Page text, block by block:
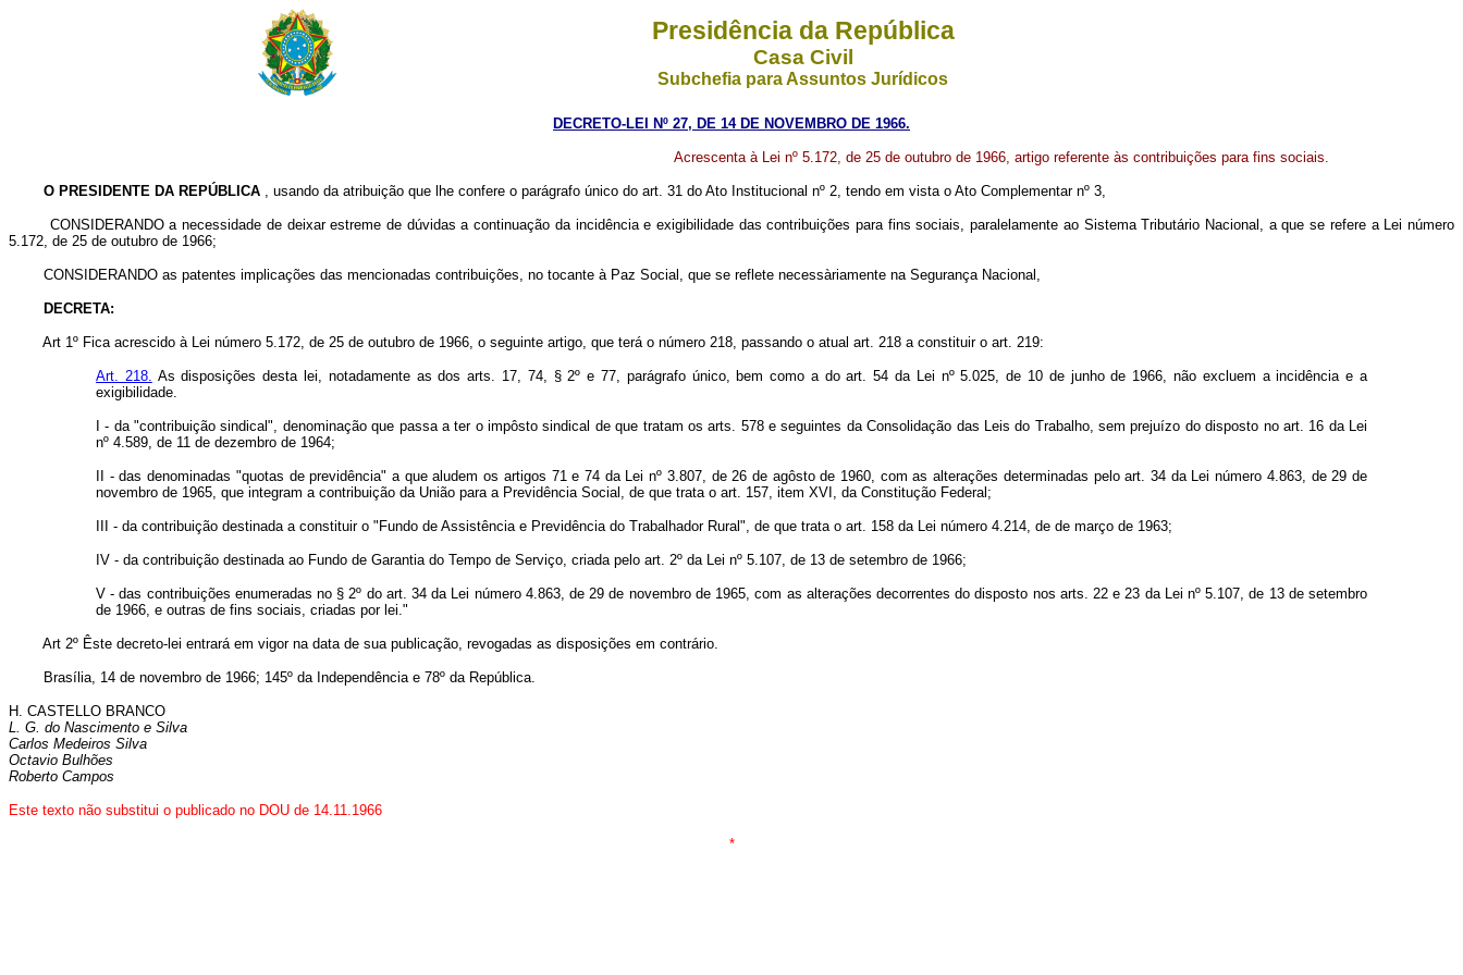
Presidência da República
Casa Civil
Subchefia para Assuntos Jurídicos
DECRETO-LEI Nº 27, DE 14 DE NOVEMBRO DE 1966.
Acrescenta à Lei nº 5.172, de 25 de outubro de 1966, artigo referente às contribuições para fins sociais.
O PRESIDENTE DA REPÚBLICA , usando da atribuição que lhe confere o parágrafo único do art. 31 do Ato Institucional nº 2, tendo em vista o Ato Complementar nº 3,
CONSIDERANDO a necessidade de deixar estreme de dúvidas a continuação da incidência e exigibilidade das contribuições para fins sociais, paralelamente ao Sistema Tributário Nacional, a que se refere a Lei número
5.172, de 25 de outubro de 1966;
CONSIDERANDO as patentes implicações das mencionadas contribuições, no tocante à Paz Social, que se reflete necessàriamente na Segurança Nacional,
DECRETA:
Art 1º Fica acrescido à Lei número 5.172, de 25 de outubro de 1966, o seguinte artigo, que terá o número 218, passando o atual art. 218 a constituir o art. 219:
Art. 218. As disposições desta lei, notadamente as dos arts. 17, 74, § 2º e 77, parágrafo único, bem como a do art. 54 da Lei nº 5.025, de 10 de junho de 1966, não excluem a incidência e a
exigibilidade.
I - da "contribuição sindical", denominação que passa a ter o impôsto sindical de que tratam os arts. 578 e seguintes da Consolidação das Leis do Trabalho, sem prejuízo do disposto no art. 16 da Lei
nº 4.589, de 11 de dezembro de 1964;
II - das denominadas "quotas de previdência" a que aludem os artigos 71 e 74 da Lei nº 3.807, de 26 de agôsto de 1960, com as alterações determinadas pelo art. 34 da Lei número 4.863, de 29 de
novembro de 1965, que integram a contribuição da União para a Previdência Social, de que trata o art. 157, item XVI, da Constitução Federal;
III - da contribuição destinada a constituir o "Fundo de Assistência e Previdência do Trabalhador Rural", de que trata o art. 158 da Lei número 4.214, de de março de 1963;
IV - da contribuição destinada ao Fundo de Garantia do Tempo de Serviço, criada pelo art. 2º da Lei nº 5.107, de 13 de setembro de 1966;
V - das contribuições enumeradas no § 2º do art. 34 da Lei número 4.863, de 29 de novembro de 1965, com as alterações decorrentes do disposto nos arts. 22 e 23 da Lei nº 5.107, de 13 de setembro
de 1966, e outras de fins sociais, criadas por lei."
Art 2º Êste decreto-lei entrará em vigor na data de sua publicação, revogadas as disposições em contrário.
Brasília, 14 de novembro de 1966; 145º da Independência e 78º da República.
H. CASTELLO BRANCO
L. G. do Nascimento e Silva
Carlos Medeiros Silva
Octavio Bulhões
Roberto Campos
Este texto não substitui o publicado no DOU de 14.11.1966
*